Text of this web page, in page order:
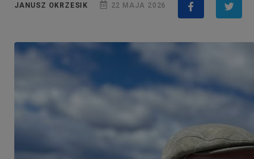
JANUSZ OKRZESIK 22 MAJA 2026